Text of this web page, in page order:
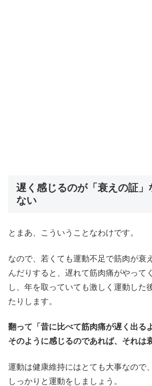
遅く感じるのが「衰えの証」
ない
とまあ、こういうことなわけです。
なので、若くても運動不足で筋肉が衰
んだりすると、遅れて筋肉痛がやって
し、年を取っていても激しく運動した
たりします。
翻って「昔に比べて筋肉痛が遅く出る
そのように感じるのであれば、それは
運動は健康維持にはとても大事なので
しっかりと運動をしましょう。